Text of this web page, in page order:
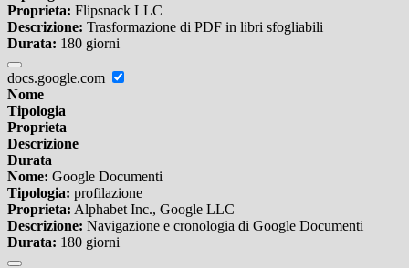
Proprieta: Flipsnack LLC
Descrizione: Trasformazione di PDF in libri sfogliabili
Durata: 180 giorni
docs.google.com
Nome
Tipologia
Proprieta
Descrizione
Durata
Nome: Google Documenti
Tipologia: profilazione
Proprieta: Alphabet Inc., Google LLC
Descrizione: Navigazione e cronologia di Google Documenti
Durata: 180 giorni